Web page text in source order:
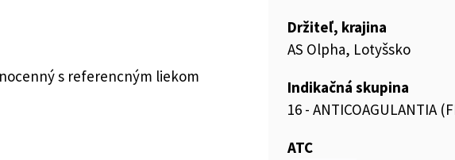
s referencným liekom
Držiteľ, krajina
AS Olpha, Lotyšsko
Indikačná skupina
16 - ANTICOAGULANTIA
ATC